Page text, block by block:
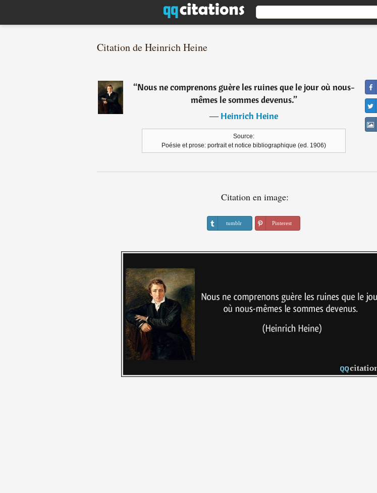
Citation de Heinrich Heine
“Nous ne comprenons guère les ruines que le jour où nous-
mêmes le sommes devenus.”
―Heinrich Heine
Source:
Poésie et prose: portrait et notice bibliographique (ed. 1906)
Citation en image:
tumblr Pinterest